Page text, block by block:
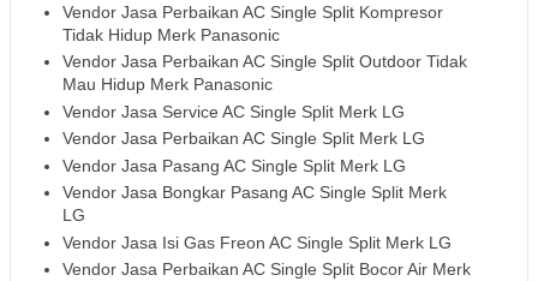
Vendor Jasa Perbaikan AC Single Split Kompresor
Tidak Hidup Merk Panasonic
Vendor Jasa Perbaikan AC Single Split Outdoor Tidak
Mau Hidup Merk Panasonic
Vendor Jasa Service AC Single Split Merk LG
Vendor Jasa Perbaikan AC Single Split Merk LG
Vendor Jasa Pasang AC Single Split Merk LG
Vendor Jasa Bongkar Pasang AC Single Split Merk
LG
Vendor Jasa Isi Gas Freon AC Single Split Merk LG
Vendor Jasa Perbaikan AC Single Split Bocor Air Merk